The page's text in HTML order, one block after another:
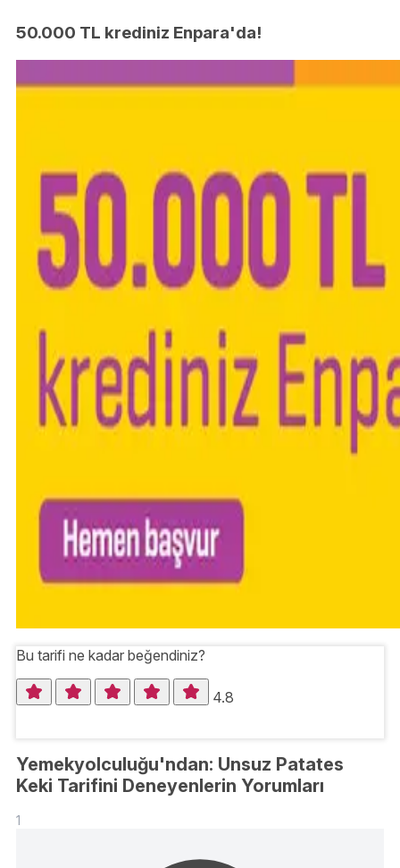
50.000 TL krediniz Enpara'da!
Bu tarifi ne kadar beğendiniz?
4.8
Yemekyolculuğu'ndan: Unsuz Patates
Keki Tarifini Deneyenlerin Yorumları
1